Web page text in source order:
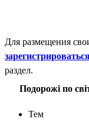
Для размещения
раздел.
Подорожі по
Тем